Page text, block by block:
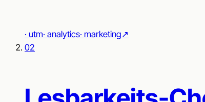
· utm· analytics· marketing↗︎
02